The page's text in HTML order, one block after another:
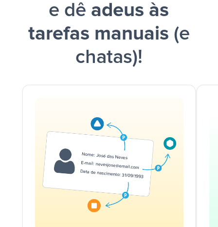
e dê adeus às
tarefas manuais (e
chatas)!